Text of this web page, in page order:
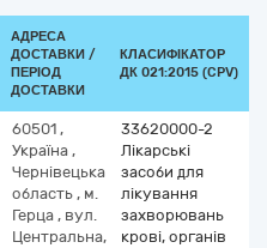
АДРЕСА
ДОСТАВКИ /
ПЕРІОД
ДОСТАВКИ
КЛАСИФІКАТОР
ДК 021:2015 (CPV)
60501 ,
Україна ,
Чернівецька
область , м.
Герца , вул.
Центральна,
33620000-2
Лікарські
засоби для
лікування
захворювань
крові, органів